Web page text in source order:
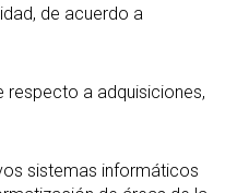
de acuerdo a
respecto a adquisiciones,
sistemas informáticos